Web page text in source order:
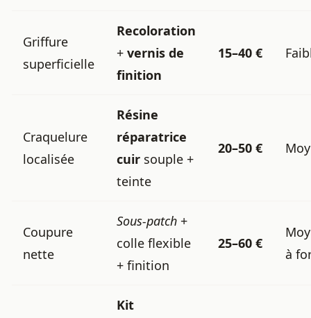
Griffure
superficielle
Recoloration
+ vernis de
finition
15–40 €
Craquelure
localisée
Résine
réparatrice
cuir souple +
teinte
20–50 €
Coupure
nette
Sous-patch +
colle flexible
+ finition
25–60 €
à
Kit